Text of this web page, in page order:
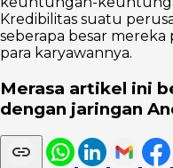
Kredibilitas suatu
seberapa besar
para karyawannya.
Merasa artikel ini
dengan jaringan